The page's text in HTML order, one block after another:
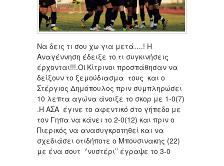
Να δεις τι σου χω για μετά….! Η
Αναγέννηση έδειξε το τι συγκινήσεις
έρχονται!!!.Oi Κίτρινοι προσπάθησαν να
δείξουν το ξεμούδιασμα τους και ο
Στέργιος Δημόπουλος πριν συμπληρώσει
10 λεπτα αγώνα άνοιξε το σκορ με 1-0(7)
.Η ΑΣΑ έγινε το αφεντικό στο γήπεδο με
τον Γηπα να κάνει το 2-0(12) και πριν ο
Πιερικός να ανασυγκροτηθεί και να
σχεδιάσει οτιδήποτε ο Μπουσινακης (22)
με ένα σουτ ‘’νυστέρι’’ έγραψε το 3-0